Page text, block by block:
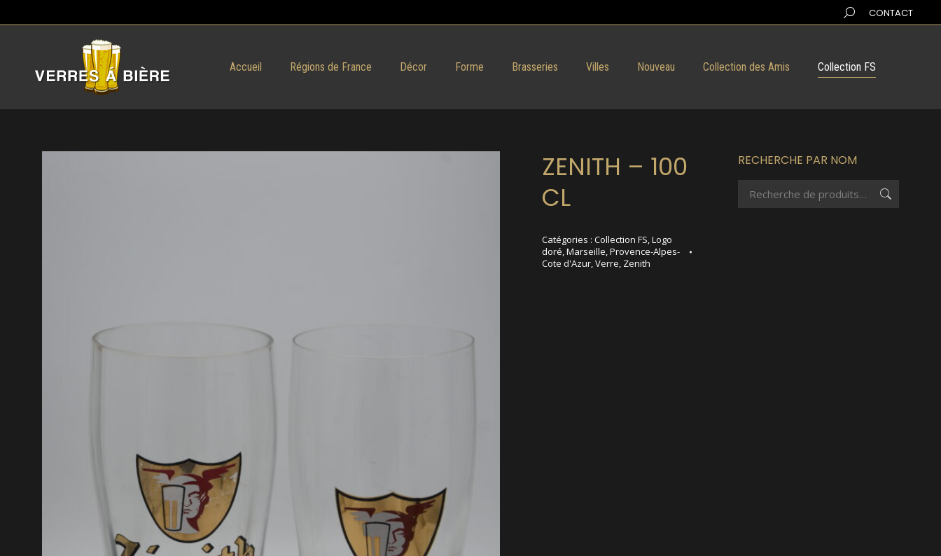
Search:CONTACT
Accueil Régions de France Décor Forme Brasseries Villes Nouveau Collection des Amis Collection FS
ZENITH – 100
CL
Catégories : Collection FS,Logo
doré,Marseille,Provence-Alpes-
Cote d'Azur,Verre, Zenith
RECHERCHE PAR NOM